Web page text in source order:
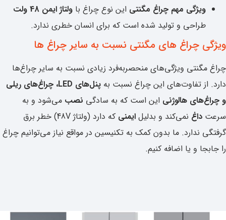
ویژگی مهم چراغ مگنتی این نوع چراغ با ولتاژ ایمن 48 ولت
طراحی و تولید شده‌ است که برای انسان خطری ندارد.
ویژگی چراغ های مگنتی نسبت به سایر چراغ ها
چراغ مگنتی ویژگی‌های منحصربه‌فرد زیادی نسبت به سایر چراغ‌ها
دارد. از تفاوت‌های این چراغ نسبت به
پنل‌های LED، چراغ‌های ریلی
و چراغ‌های هالوژنی این است که به سادگی نصب می‌شود و به
سرعت داغ نمی‌کند و بدلیل ایمنی
که دارد (ولتاژ 48V) خطر برق
گرفتگی ندارد. ما بدون کمک به تکنیسین در مواقع نیاز می‌توانیم چراغ
را جابجا و یا اضافه کنیم.